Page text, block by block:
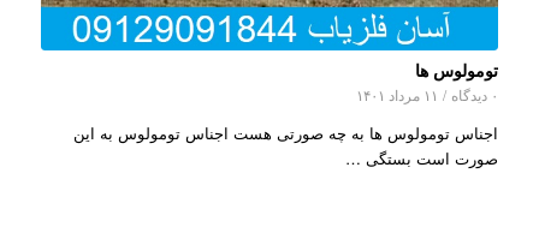
تومولوس ها
۰ دیدگاه / ۱۱ مرداد ۱۴۰۱
اجناس تومولوس ها به چه صورتی هست اجناس تومولوس به این
صورت است بستگی …